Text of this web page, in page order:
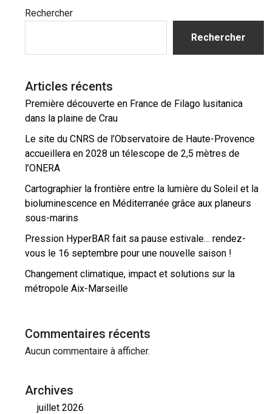
Barre
Rechercher
Rechercher
Articles récents
Première découverte en France de Filago lusitanica
dans la plaine de Crau
Le site du CNRS de l’Observatoire de Haute-Provence
accueillera en 2028 un télescope de 2,5 mètres de
l’ONERA
Cartographier la frontière entre la lumière du Soleil et la
bioluminescence en Méditerranée grâce aux planeurs
sous-marins
Pression HyperBAR fait sa pause estivale… rendez-
vous le 16 septembre pour une nouvelle saison !
Changement climatique, impact et solutions sur la
métropole Aix-Marseille
Commentaires récents
Aucun commentaire à afficher.
Archives
juillet 2026